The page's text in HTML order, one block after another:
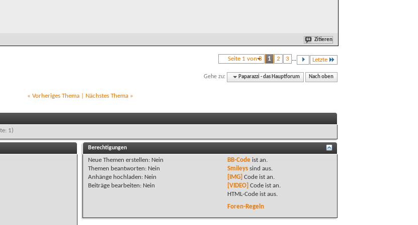
Zitieren
Seite 1 von 8 1 2 3 ... Letzte
Gehe zu: Paparazzi - das Hauptforum Nach oben
« Vorheriges Thema| Nächstes Thema »
1)
Berechtigungen
Neue Themen erstellen: Nein
Themen beantworten: Nein
Anhänge hochladen: Nein
Beiträge bearbeiten: Nein
BB-Codeist an.
Smileyssind aus.
[IMG] Code ist an.
[VIDEO] Code ist an.
HTML-Code ist aus.
Foren-Regeln